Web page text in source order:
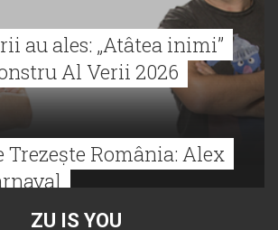
au ales: „Atâtea inimi”
Al Verii 2026
Trezește România: Alex
ZU IS YOU